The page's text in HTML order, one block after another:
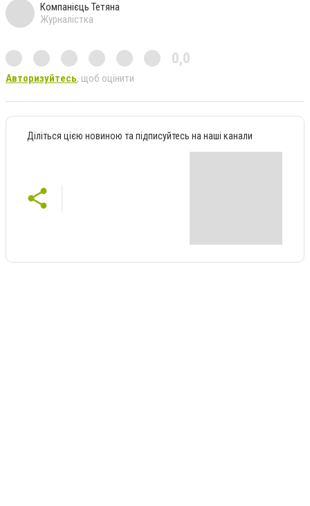
Компанієць Тетяна
Журналістка
0,0
Авторизуйтесь, щоб оцінити
Діліться цією новиною та підписуйтесь на наші канали